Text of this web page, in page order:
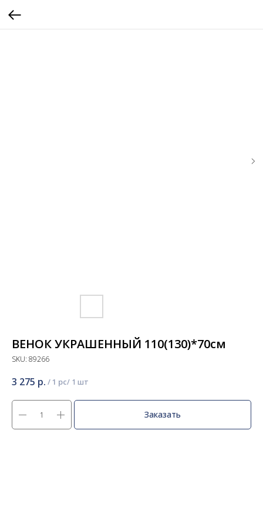
ВЕНОК УКРАШЕННЫЙ 110(130)*70см
SKU: 89266
3 275 р. / 1 pc
Заказать